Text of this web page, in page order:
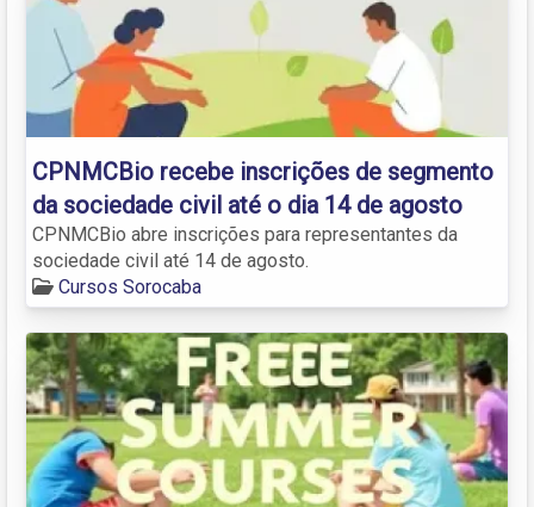
CPNMCBio recebe inscrições de segmento
da sociedade civil até o dia 14 de agosto
CPNMCBio abre inscrições para representantes da
sociedade civil até 14 de agosto.
Cursos Sorocaba